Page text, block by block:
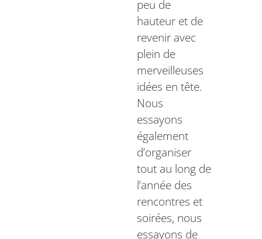
peu de
hauteur et de
revenir avec
plein de
merveilleuses
idées en tête.
Nous
essayons
également
d’organiser
tout au long de
l’année des
rencontres et
soirées, nous
essayons de